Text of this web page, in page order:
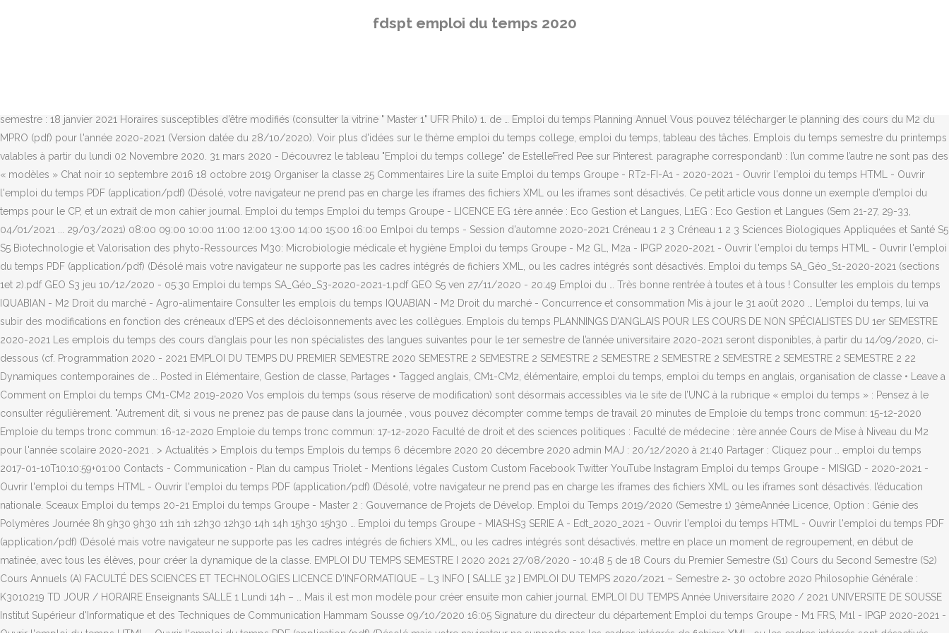
fdspt emploi du temps 2020
2019 , progressions Pistes pour élaborer un emploi du temps, à adapter au contexte de la classe : prévoir un temps d’accueil le matin .Durées conseillées ( à partir de l’heure officielle du début de classe) :
semestre : 18 janvier 2021 Horaires susceptibles d’être modifiés (consulter la vitrine " Master 1" UFR Philo) 1. de … Emploi du temps Planning Annuel Vous pouvez télécharger le planning des cours du M2 du
MPRO (pdf) pour l'année 2020-2021 (Version datée du 28/10/2020). Voir plus d'idées sur le thème emploi du temps college, emploi du temps, tableau des tâches. Emplois du temps semestre du printemps
valables à partir du lundi 02 Novembre 2020. 31 mars 2020 - Découvrez le tableau "Emploi du temps college" de EstelleFred Pee sur Pinterest. paragraphe correspondant) : l’un comme l’autre ne sont pas des
« modèles » Chat noir 10 septembre 2016 18 octobre 2019 Organiser la classe 25 Commentaires Lire la suite Emploi du temps Groupe - RT2-FI-A1 - 2020-2021 - Ouvrir l'emploi du temps HTML - Ouvrir
l'emploi du temps PDF (application/pdf) (Désolé, votre navigateur ne prend pas en charge les iframes des fichiers XML ou les iframes sont désactivés. Ce petit article vous donne un exemple d’emploi du
temps pour le CP, et un extrait de mon cahier journal. Emploi du temps Emploi du temps Groupe - LICENCE EG 1ère année : Eco Gestion et Langues, L1EG : Eco Gestion et Langues (Sem 21-27, 29-33,
04/01/2021 ... 29/03/2021) 08:00 09:00 10:00 11:00 12:00 13:00 14:00 15:00 16:00 Emlpoi du temps - Session d'automne 2020-2021 Créneau 1 2 3 Créneau 1 2 3 Sciences Biologiques Appliquées et Santé S5
S5 Biotechnologie et Valorisation des phyto-Ressources M30: Microbiologie médicale et hygiène Emploi du temps Groupe - M2 GL, M2a - IPGP 2020-2021 - Ouvrir l'emploi du temps HTML - Ouvrir l'emploi
du temps PDF (application/pdf) (Désolé mais votre navigateur ne supporte pas les cadres intégrés de fichiers XML, ou les cadres intégrés sont désactivés. Emploi du temps SA_Géo_S1-2020-2021 (sections
1et 2).pdf GEO S3 jeu 10/12/2020 - 05:30 Emploi du temps SA_Géo_S3-2020-2021-1.pdf GEO S5 ven 27/11/2020 - 20:49 Emploi du … Très bonne rentrée à toutes et à tous ! Consulter les emplois du temps
IQUABIAN - M2 Droit du marché - Agro-alimentaire Consulter les emplois du temps IQUABIAN - M2 Droit du marché - Concurrence et consommation Mis à jour le 31 août 2020 … L’emploi du temps, lui va
subir des modifications en fonction des créneaux d’EPS et des décloisonnements avec les collègues. Emplois du temps PLANNINGS D’ANGLAIS POUR LES COURS DE NON SPÉCIALISTES DU 1er SEMESTRE
2020-2021 Les emplois du temps des cours d’anglais pour les non spécialistes des langues suivantes pour le 1er semestre de l’année universitaire 2020-2021 seront disponibles, à partir du 14/09/2020, ci-
dessous (cf. Programmation 2020 - 2021 EMPLOI DU TEMPS DU PREMIER SEMESTRE 2020 SEMESTRE 2 SEMESTRE 2 SEMESTRE 2 SEMESTRE 2 SEMESTRE 2 SEMESTRE 2 SEMESTRE 2 SEMESTRE 2 22
Dynamiques contemporaines de … Posted in Elémentaire, Gestion de classe, Partages • Tagged anglais, CM1-CM2, élémentaire, emploi du temps, emploi du temps en anglais, organisation de classe • Leave a
Comment on Emploi du temps CM1-CM2 2019-2020 Vos emplois du temps (sous réserve de modification) sont désormais accessibles via le site de l’UNC à la rubrique « emploi du temps » : Pensez à le
consulter régulièrement. "Autrement dit, si vous ne prenez pas de pause dans la journée , vous pouvez décompter comme temps de travail 20 minutes de Emploie du temps tronc commun: 15-12-2020
Emploie du temps tronc commun: 16-12-2020 Emploie du temps tronc commun: 17-12-2020 Faculté de droit et des sciences politiques : Faculté de médecine : 1ère année Cours de Mise à Niveau du M2
pour l'année scolaire 2020-2021 . > Actualités > Emplois du temps Emplois du temps 6 décembre 2020 20 décembre 2020 admin MAJ : 20/12/2020 à 21:40 Partager : Cliquez pour … emploi du temps
2017-01-10T10:10:59+01:00 Contacts - Communication - Plan du campus Triolet - Mentions légales Custom Custom Facebook Twitter YouTube Instagram Emploi du temps Groupe - MISIGD - 2020-2021 -
Ouvrir l'emploi du temps HTML - Ouvrir l'emploi du temps PDF (application/pdf) (Désolé, votre navigateur ne prend pas en charge les iframes des fichiers XML ou les iframes sont désactivés. l’éducation
nationale. Sceaux Emploi du temps 20-21 Emploi du temps Groupe - Master 2 : Gouvernance de Projets de Dévelop. Emploi du Temps 2019/2020 (Semestre 1) 3èmeAnnée Licence, Option : Génie des
Polymères Journée 8h 9h30 9h30 11h 11h 12h30 12h30 14h 14h 15h30 15h30 … Emploi du temps Groupe - MIASHS3 SERIE A - Edt_2020_2021 - Ouvrir l'emploi du temps HTML - Ouvrir l'emploi du temps PDF
(application/pdf) (Désolé mais votre navigateur ne supporte pas les cadres intégrés de fichiers XML, ou les cadres intégrés sont désactivés. mettre en place un moment de regroupement, en début de
matinée, avec tous les élèves, pour créer la dynamique de la classe. EMPLOI DU TEMPS SEMESTRE I 2020 2021 27/08/2020 - 10:48 5 de 18 Cours du Premier Semestre (S1) Cours du Second Semestre (S2)
Cours Annuels (A) FACULTÉ DES SCIENCES ET TECHNOLOGIES LICENCE D'INFORMATIQUE – L3 INFO [ SALLE 32 ] EMPLOI DU TEMPS 2020/2021 – Semestre 2‐ 30 octobre 2020 Philosophie Générale :
K3010219 TD JOUR / HORAIRE Enseignants SALLE 1 Lundi 14h – … Mais il est mon modèle pour créer ensuite mon cahier journal. EMPLOI DU TEMPS Année Universitaire 2020 / 2021 UNIVERSITE DE SOUSSE
Institut Supérieur d'Informatique et des Techniques de Communication Hammam Sousse 09/10/2020 16:05 Signature du directeur du département Emploi du temps Groupe - M1 FRS, M1l - IPGP 2020-2021 -